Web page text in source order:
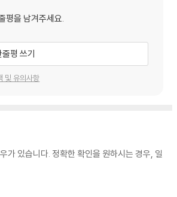
평을 남겨주세요.
줄평 쓰기
및 유의사항
가 있습니다. 정확한 확인을 원하시는 경우, 일